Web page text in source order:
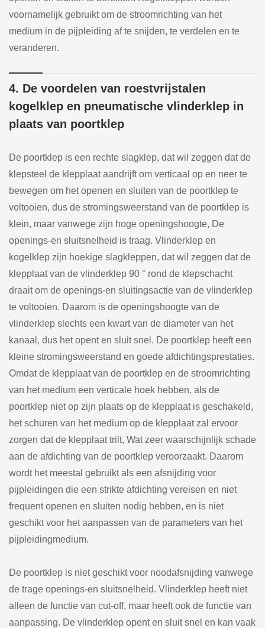
voornamelijk gebruikt om de stroomrichting van het
medium in de pijpleiding af te snijden, te verdelen en te
veranderen.
4. De voordelen van roestvrijstalen
kogelklep en pneumatische vlinderklep in
plaats van poortklep
De poortklep is een rechte slagklep, dat wil zeggen dat de
klepsteel de klepplaat aandrijft om verticaal op en neer te
bewegen om het openen en sluiten van de poortklep te
voltooien, dus de stromingsweerstand van de poortklep is
klein, maar vanwege zijn hoge openingshoogte, De
openings-en sluitsnelheid is traag. Vlinderklep en
kogelklep zijn hoekige slagkleppen, dat wil zeggen dat de
klepplaat van de vlinderklep 90 ° rond de klepschacht
draait om de openings-en sluitingsactie van de vlinderklep
te voltooien. Daarom is de openingshoogte van de
vlinderklep slechts een kwart van de diameter van het
kanaal, dus het opent en sluit snel. De poortklep heeft een
kleine stromingsweerstand en goede afdichtingsprestaties.
Omdat de klepplaat van de poortklep en de stroomrichting
van het medium een verticale hoek hebben, als de
poortklep niet op zijn plaats op de klepplaat is geschakeld,
het schuren van het medium op de klepplaat zal ervoor
zorgen dat de klepplaat trilt, Wat zeer waarschijnlijk schade
aan de afdichting van de poortklep veroorzaakt. Daarom
wordt het meestal gebruikt als een afsnijding voor
pijpleidingen die een strikte afdichting vereisen en niet
frequent openen en sluiten nodig hebben, en is niet
geschikt voor het aanpassen van de parameters van het
pijpleidingmedium.
De poortklep is niet geschikt voor noodafsnijding vanwege
de trage openings-en sluitsnelheid. Vlinderklep heeft niet
alleen de functie van cut-off, maar heeft ook de functie van
aanpassing. De vlinderklep opent en sluit snel en kan vaak